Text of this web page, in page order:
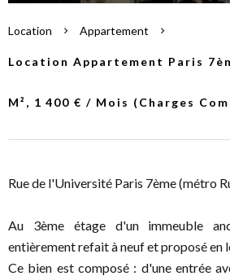
Location Appartement
Location Appartement Paris
M², 1 400 € / Mois (Charges
Rue de l'Université Paris 7ème (métro
Au 3ème étage d'un immeuble
entièrement refait à neuf et proposé en
Ce bien est composé : d'une entrée